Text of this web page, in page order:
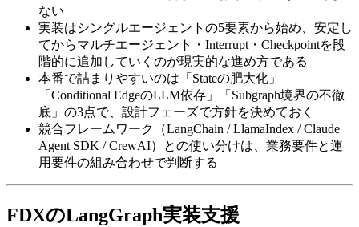
ない
実装は​シングルエージェントの​5要素から​始め、​安定し
てから​マルチエージェント・Interrupt・Checkpointを​段
階的に​追加していくのが​現実的な​進め方である
本番で​詰まりやすいのは​「Stateの​肥大化」​
「Conditional Edgeの​LLM依存」​「Subgraph境界の​不徹
底」の​3点で、​設計フェーズで​方針を​決めて​おく
競合フレームワーク​（LangChain / LlamaIndex / Claude
Agent SDK / CrewAI）との​使い分けは、​業務要件と​運
用要件の​組み合わせで​判断する
FDXの​​LangGraph実装支援